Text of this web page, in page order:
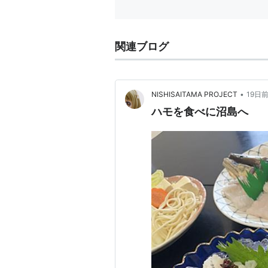
関連ブログ
NISHISAITAMA PROJECT • 19日前
ハモを食べに沼島へ